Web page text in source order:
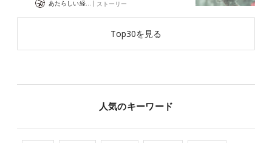
あたらしい経済 編集部 | ストーリー
Top30を見る
人気のキーワード